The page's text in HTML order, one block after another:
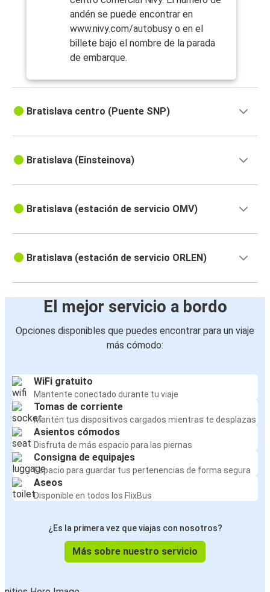
andén se puede encontrar en
www.nivy.com/autobusy o en el
billete bajo el nombre de la parada
de embarque.
Bratislava centro (Puente SNP)
Bratislava (Einsteinova)
Bratislava (estación de servicio OMV)
Bratislava (estación de servicio ORLEN)
El mejor servicio a bordo
Opciones disponibles que puedes encontrar para un viaje
más cómodo:
WiFi gratuito
Mantente conectado durante tu viaje
Tomas de corriente
Mantén tus dispositivos cargados mientras te desplazas
Asientos cómodos
Disfruta de más espacio para las piernas
Consigna de equipajes
Espacio para guardar tus pertenencias de forma segura
Aseos
Disponible en todos los FlixBus
¿Es la primera vez que viajas con nosotros?
Más sobre nuestro servicio